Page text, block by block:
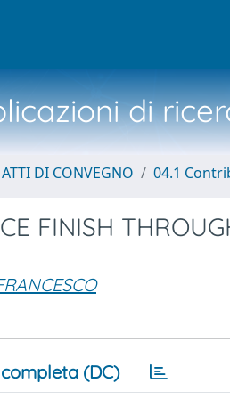
di
DI CONVEGNO 04.1
FINISH
(DC)